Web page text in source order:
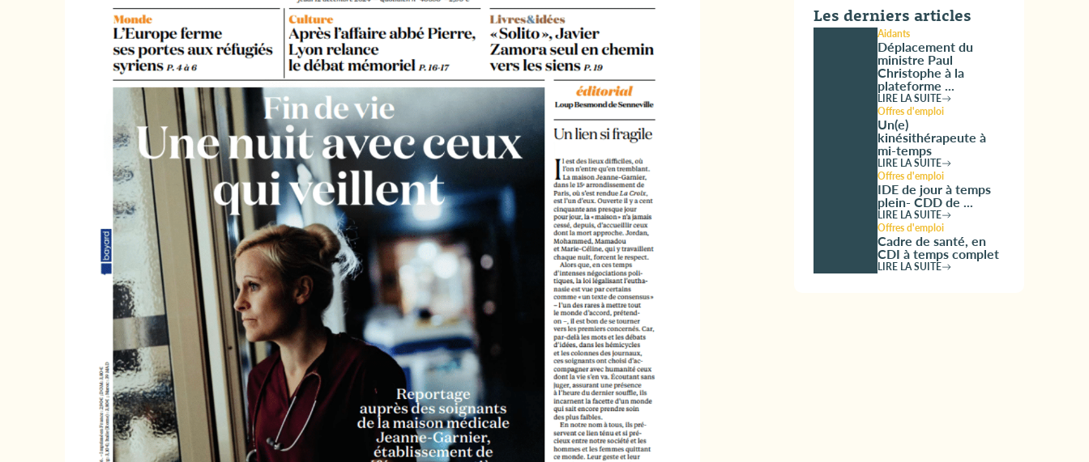
Les derniers articles
Aidants
Déplacement du
ministre Paul
Christophe à la
plateforme ...
LIRE LA SUITE
Offres d'emploi
Un(e)
kinésithérapeute à
mi-temps
LIRE LA SUITE
Offres d'emploi
IDE de jour à temps
plein- CDD de ...
LIRE LA SUITE
Offres d'emploi
Cadre de santé, en
CDI à temps complet
LIRE LA SUITE